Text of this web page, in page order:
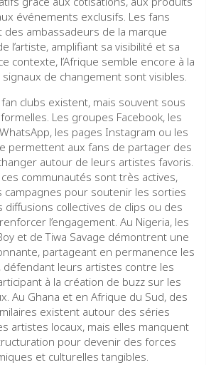
événements exclusifs. Les fans
des ambassadeurs de la marque
l’artiste, amplifiant sa visibilité et sa
contexte, l’Afrique semble encore à la
de changement sont visibles.
clubs existent, mais souvent sous
Les groupes Facebook, les
les pages Instagram ou les
permettent aux fans de partager des
autour de leurs artistes favoris.
communautés sont très actives,
campagnes pour soutenir les sorties
diffusions collectives de clips ou des
l’engagement. Au Nigeria, les
et de Tiwa Savage démontrent une
partageant en permanence les
défendant leurs artistes contre les
à la création de buzz sur les
Au Ghana et en Afrique du Sud, des
existent autour des séries
artistes locaux, mais elles manquent
pour devenir des forces
et culturelles tangibles.